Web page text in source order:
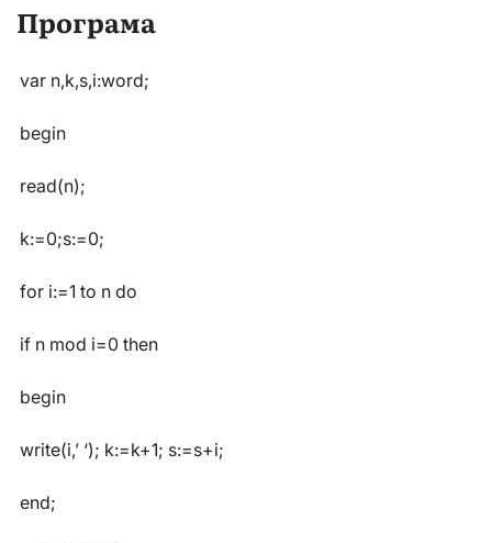
Програма
var n,k,s,i:word;
begin
read(n);
k:=0;s:=0;
for i:=1 to n do
if n mod i=0 then
begin
write(i,’ ‘); k:=k+1; s:=s+i;
end;